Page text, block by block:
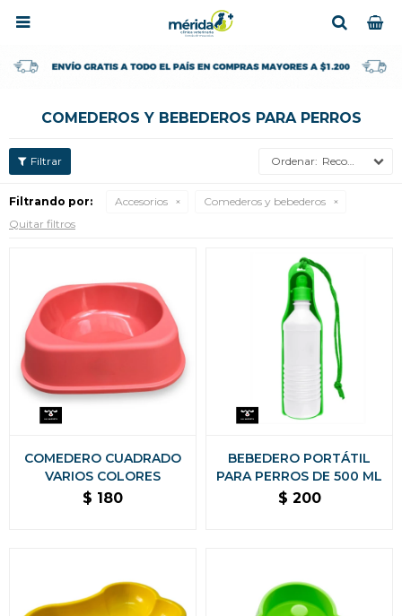

COMEDEROS Y BEBEDEROS PARA PERROS
Recomendados
Filtrando por: Accesorios
Comederos y bebederos
Quitar filtros
COMEDERO CUADRADO
VARIOS COLORES
$ 180
BEBEDERO PORTÁTIL
PARA PERROS DE 500 ML
$ 200